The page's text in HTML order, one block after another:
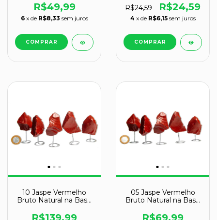
R$49,99
6 x de R$8,33 sem juros
Centro
R$24,59 R$24,59
4 x de R$6,15 sem juros
10 Jaspe Vermelho
Bruto Natural na Base
05 Jaspe Vermelho
Bruto Natural na Base